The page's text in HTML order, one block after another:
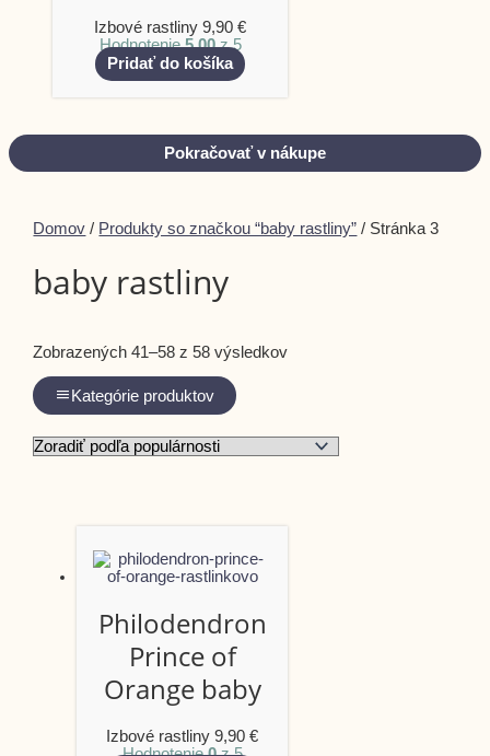
Izbové rastliny9,90€
Hodnotenie5.00z 5
Pridať do košíka
Pokračovať v nákupe
Domov / Produkty so značkou “baby rastliny” / Stránka 3
baby rastliny
Zobrazených 41–58 z 58 výsledkov
Kategórie produktov
Philodendron
Prince of
Orange baby
Izbové rastliny9,90€